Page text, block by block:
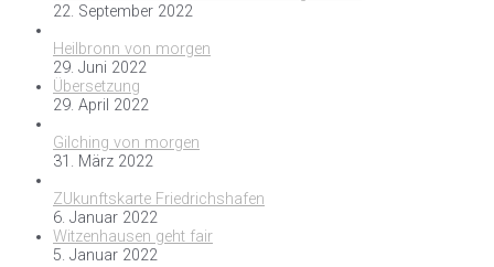
22. September 2022
Heilbronn von morgen
29. Juni 2022
Übersetzung
29. April 2022
Gilching von morgen
31. März 2022
ZUkunftskarte Friedrichshafen
6. Januar 2022
Witzenhausen geht fair
5. Januar 2022